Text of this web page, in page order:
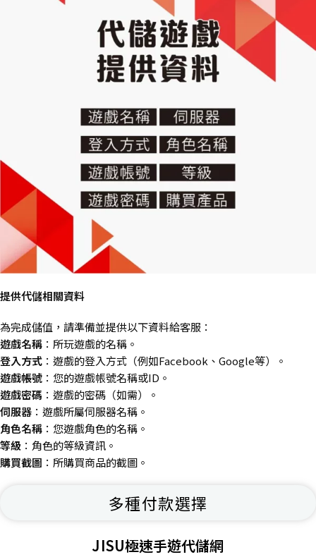
提供代儲相關資料
為完成儲值，請準備並提供以下資料給客服：
遊戲名稱 ：所玩遊戲的名稱。
登入方式 ：遊戲的登入方式（例如Facebook、Google等）。
遊戲帳號 ：您的遊戲帳號名稱或ID。
遊戲密碼 ：遊戲的密碼（如需）。
伺服器 ：遊戲所屬伺服器名稱。
角色名稱 ：您遊戲角色的名稱。
等級 ：角色的等級資訊。
購買截圖 ：所購買商品的截圖。
多種付款選擇
JISU極速手遊代儲網